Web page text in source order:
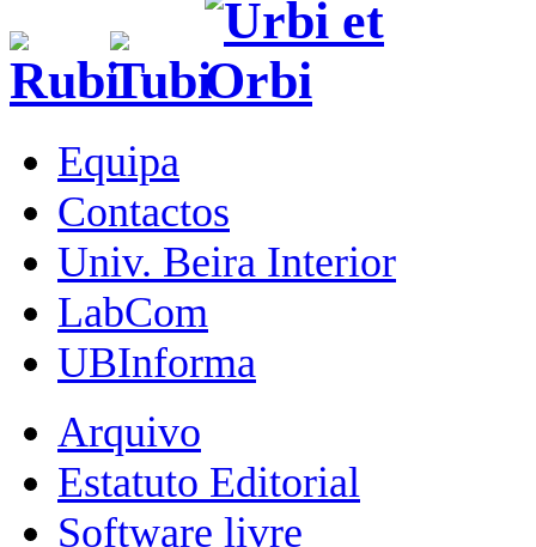
Equipa
Contactos
Univ. Beira Interior
LabCom
UBInforma
Arquivo
Estatuto Editorial
Software livre